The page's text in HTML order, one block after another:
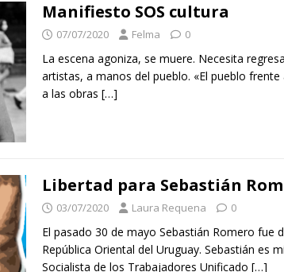
Manifiesto SOS cultura
07/07/2020 Felma 0
La escena agoniza, se muere. Necesita
artistas, a manos del pueblo. «El pueblo frente
a las obras […]
Libertad para Sebastián
03/07/2020 Laura Requena 0
El pasado 30 de mayo Sebastián Romero fue
República Oriental del Uruguay. Sebastián es
Socialista de los Trabajadores Unificado […]